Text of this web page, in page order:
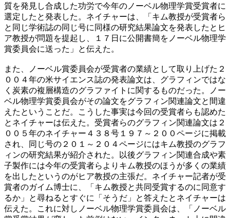
質を発見し合成した功労で今年のノーベル物理学賞受賞者に
選定したと発表した。ネイチャーは、「キム教授が受賞者ら
と同じ学術誌の同じ号に同様の研究結果論文を発表したとヒ
ア教授が問題を提起し、１７日に公開書簡をノーベル物理学
賞委員会に送った」と伝えた。
また、ノーベル賞委員会が受賞者の業績として取り上げた２
００４年の米サイエンス誌の発表論文は、グラフィンではな
く炭素の複層構造のグラファイトに関するものだった。ノー
ベル物理学賞委員会がその論文をグラフィン関連論文と間違
えたということだ。こうした事実は今回の受賞者らも認めた
とネイチャーは伝えた。受賞者らのグラフィン関連論文は２
００５年のネイチャー４３８号１９７～２００ページに掲載
され、同じ号の２０１～２０４ページにはキム教授のグラフ
ィンの研究結果が紹介された。以後グラフィン関連合成や素
子製作には今年の受賞者らよりキム教授のほうが多くの業績
を出したというのがヒア教授の主張だ。ネイチャー記者が受
賞者のガイム博士に、「キム教授と共同受賞するのに同意す
るか」と尋ねるとすぐに「そうだ」と答えたとネイチャーは
伝えた。これに対しノーベル物理学賞委員会は、「ノーベル